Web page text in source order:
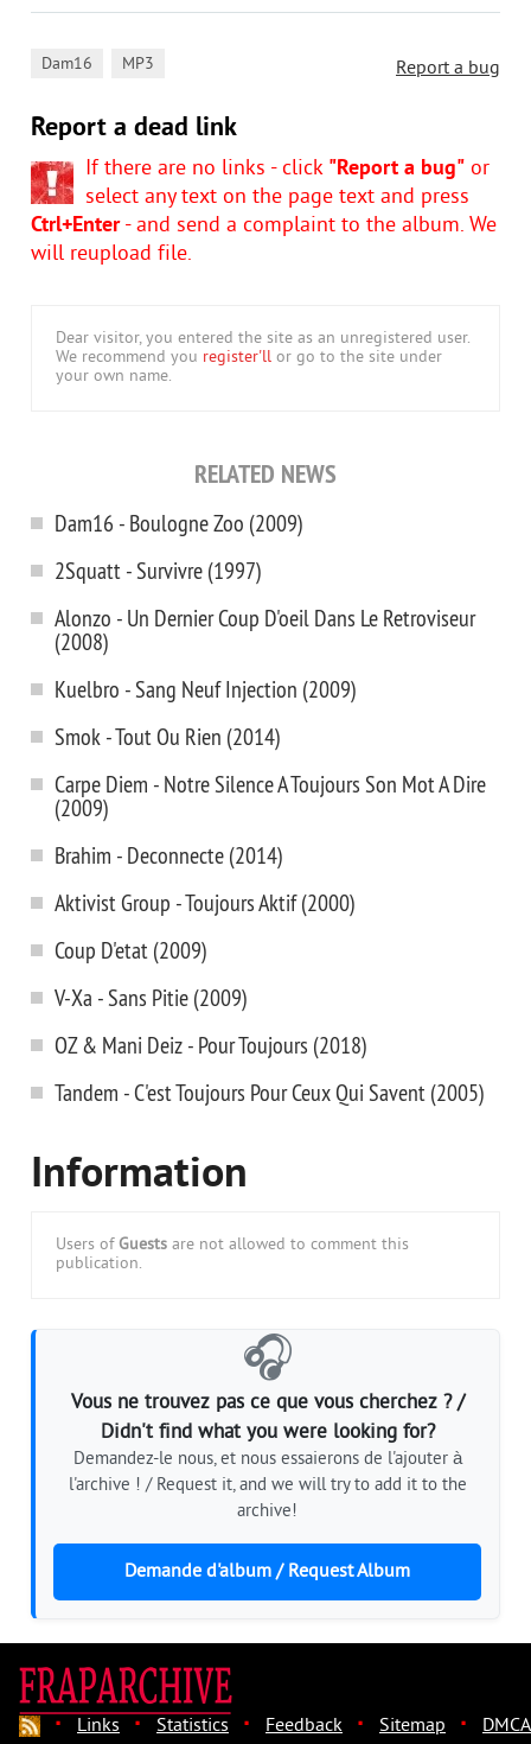
Report a bug
Dam16 MP3
Report a dead link
If there are no links - click "Report a bug" or
select any text on the page text and press
Ctrl+Enter- and send a complaint to the album. We
will reupload file.
Dear visitor, you entered the site as an unregistered user.
We recommend you register'll or go to the site under
your own name.
RELATED NEWS
Dam16 - Boulogne Zoo (2009)
2Squatt - Survivre (1997)
Alonzo - Un Dernier Coup D'oeil Dans Le Retroviseur
(2008)
Kuelbro - Sang Neuf Injection (2009)
Smok - Tout Ou Rien (2014)
Carpe Diem - Notre Silence A Toujours Son Mot A Dire
(2009)
Brahim - Deconnecte (2014)
Aktivist Group - Toujours Aktif (2000)
Coup D'etat (2009)
V-Xa - Sans Pitie (2009)
OZ & Mani Deiz - Pour Toujours (2018)
Tandem - C'est Toujours Pour Ceux Qui Savent (2005)
Information
Users of Guests are not allowed to comment this
publication.
🎧
Vous ne trouvez pas ce que vous cherchez ? /
Didn't find what you were looking for?
Demandez-le nous, et nous essaierons de l'ajouter à
l'archive ! / Request it, and we will try to add it to the
archive!
Demande d'album / Request Album
· Links · Statistics · Feedback · Sitemap · DMCA